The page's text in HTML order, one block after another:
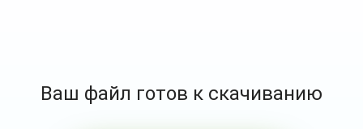
Ваш файл готов к скачиванию